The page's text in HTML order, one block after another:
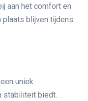
aan het comfort en
plaats blijven tijdens
uniek
stabiliteit biedt.